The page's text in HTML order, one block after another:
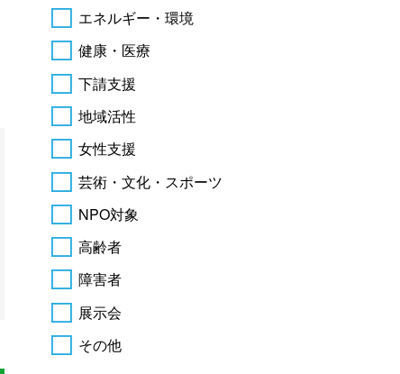
エネルギー・環境
健康・医療
下請支援
地域活性
女性支援
芸術・文化・スポーツ
NPO対象
高齢者
障害者
展示会
その他